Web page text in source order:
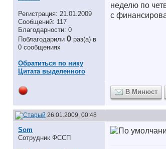
Регистрация: 21.01.2009
Сообщений: 117
Благодарности: 0
Поблагодарили 0 раз(а) в
0 сообщениях
Обратиться по нику
Цитата выделенного
неделю по
с
В Минюст
26.01.2009, 00:48
Som
Сотрудник ФССП